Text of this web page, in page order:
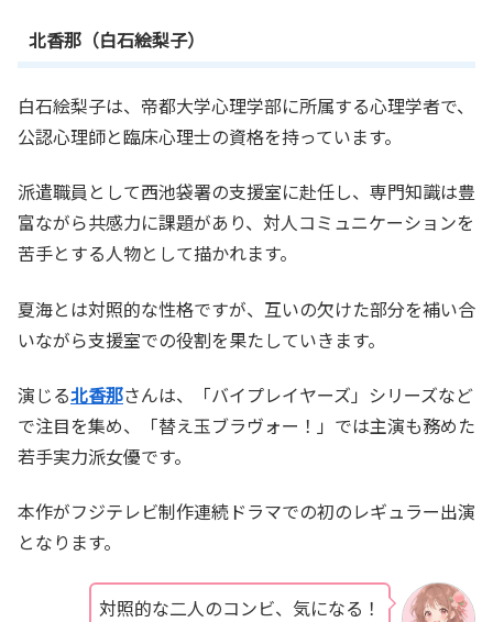
北香那（白石絵梨子）
白石絵梨子は、帝都大学心理学部に所属する心理学者で、
公認心理師と臨床心理士の資格を持っています。
派遣職員として西池袋署の支援室に赴任し、専門知識は豊
富ながら共感力に課題があり、対人コミュニケーションを
苦手とする人物として描かれます。
夏海とは対照的な性格ですが、互いの欠けた部分を補い合
いながら支援室での役割を果たしていきます。
演じる北香那さんは、「バイプレイヤーズ」シリーズなど
で注目を集め、「替え玉ブラヴォー！」では主演も務めた
若手実力派女優です。
本作がフジテレビ制作連続ドラマでの初のレギュラー出演
となります。
対照的な二人のコンビ、気になる！